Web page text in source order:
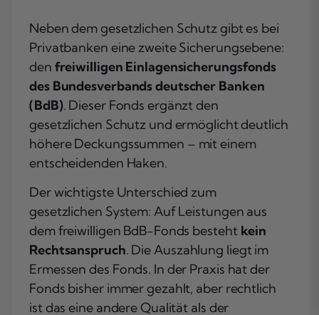
Neben dem gesetzlichen Schutz gibt es bei
Privatbanken eine zweite Sicherungsebene:
den freiwilligen Einlagensicherungsfonds
des Bundesverbands deutscher Banken
(BdB). Dieser Fonds ergänzt den
gesetzlichen Schutz und ermöglicht deutlich
höhere Deckungssummen – mit einem
entscheidenden Haken.
Der wichtigste Unterschied zum
gesetzlichen System: Auf Leistungen aus
dem freiwilligen BdB-Fonds besteht kein
Rechtsanspruch. Die Auszahlung liegt im
Ermessen des Fonds. In der Praxis hat der
Fonds bisher immer gezahlt, aber rechtlich
ist das eine andere Qualität als der